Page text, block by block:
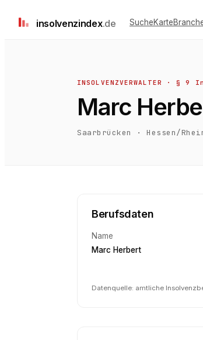
insolvenzindex.de SucheKarte
INSOLVENZVERWALTER · § 9
Marc
Saarbrücken ·Hessen/
Berufsdaten
Name
Marc Herbert
Datenquelle: amtliche